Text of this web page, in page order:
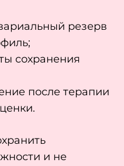
резерв
сохранения
после терапии
и не